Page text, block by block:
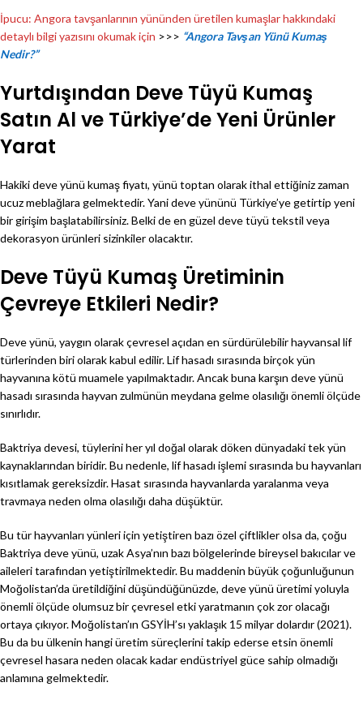
İpucu: Angora tavşanlarının yününden üretilen kumaşlar hakkındaki
detaylı bilgi yazısını okumak için >>> “Angora Tavşan Yünü Kumaş
Nedir?”
Yurtdışından Deve Tüyü Kumaş
Satın Al ve Türkiye’de Yeni Ürünler
Yarat
Hakiki deve yünü kumaş fiyatı, yünü toptan olarak ithal ettiğiniz zaman
ucuz meblağlara gelmektedir. Yani deve yününü Türkiye’ye getirtip yeni
bir girişim başlatabilirsiniz. Belki de en güzel deve tüyü tekstil veya
dekorasyon ürünleri sizinkiler olacaktır.
Deve Tüyü Kumaş Üretiminin
Çevreye Etkileri Nedir?
Deve yünü, yaygın olarak çevresel açıdan en sürdürülebilir hayvansal lif
türlerinden biri olarak kabul edilir. Lif hasadı sırasında birçok yün
hayvanına kötü muamele yapılmaktadır. Ancak buna karşın deve yünü
hasadı sırasında hayvan zulmünün meydana gelme olasılığı önemli ölçüde
sınırlıdır.
Baktriya devesi, tüylerini her yıl doğal olarak döken dünyadaki tek yün
kaynaklarından biridir. Bu nedenle, lif hasadı işlemi sırasında bu hayvanları
kısıtlamak gereksizdir. Hasat sırasında hayvanlarda yaralanma veya
travmaya neden olma olasılığı daha düşüktür.
Bu tür hayvanları yünleri için yetiştiren bazı özel çiftlikler olsa da, çoğu
Baktriya deve yünü, uzak Asya’nın bazı bölgelerinde bireysel bakıcılar ve
aileleri tarafından yetiştirilmektedir. Bu maddenin büyük çoğunluğunun
Moğolistan’da üretildiğini düşündüğünüzde, deve yünü üretimi yoluyla
önemli ölçüde olumsuz bir çevresel etki yaratmanın çok zor olacağı
ortaya çıkıyor. Moğolistan’ın GSYİH’sı yaklaşık 15 milyar dolardır (2021).
Bu da bu ülkenin hangi üretim süreçlerini takip ederse etsin önemli
çevresel hasara neden olacak kadar endüstriyel güce sahip olmadığı
anlamına gelmektedir.